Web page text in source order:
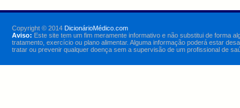
Copyright © 2014 DicionárioMédico.com
Aviso: Este site tem um fim meramente informativo e não substitui de forma
tratamento, exercício ou plano alimentar. Alguma informação poderá estar
tratar ou prevenir qualquer doença sem a supervisão de um profissional de